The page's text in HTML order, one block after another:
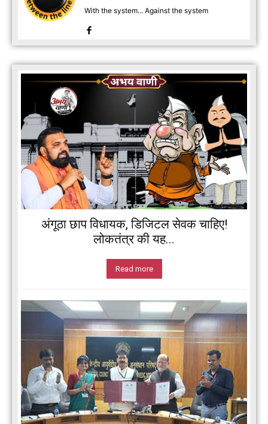
With the system... Against the system
अंगूठा छाप विधायक, डिजिटल सेवक चाहिए!
लोकतंत्र की यह...
Read more